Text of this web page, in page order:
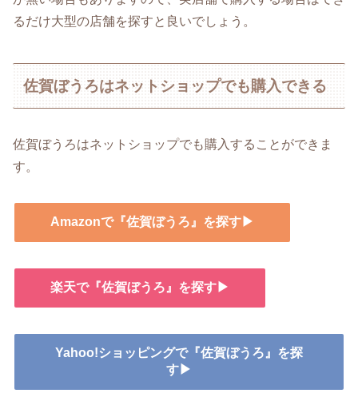
るだけ大型の店舗を探すと良いでしょう。
佐賀ぼうろはネットショップでも購入できる
佐賀ぼうろはネットショップでも購入することができま
す。
Amazonで『佐賀ぼうろ』を探す▶
楽天で『佐賀ぼうろ』を探す▶
Yahoo!ショッピングで『佐賀ぼうろ』を探
す▶